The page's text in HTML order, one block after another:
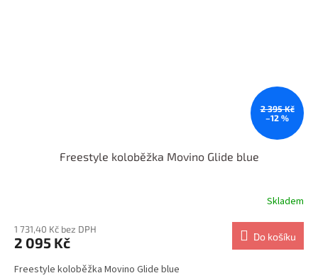
2 395 Kč
–12 %
Freestyle koloběžka Movino Glide blue
Skladem
1 731,40 Kč bez DPH
2 095 Kč Do košíku
Freestyle koloběžka Movino Glide blue